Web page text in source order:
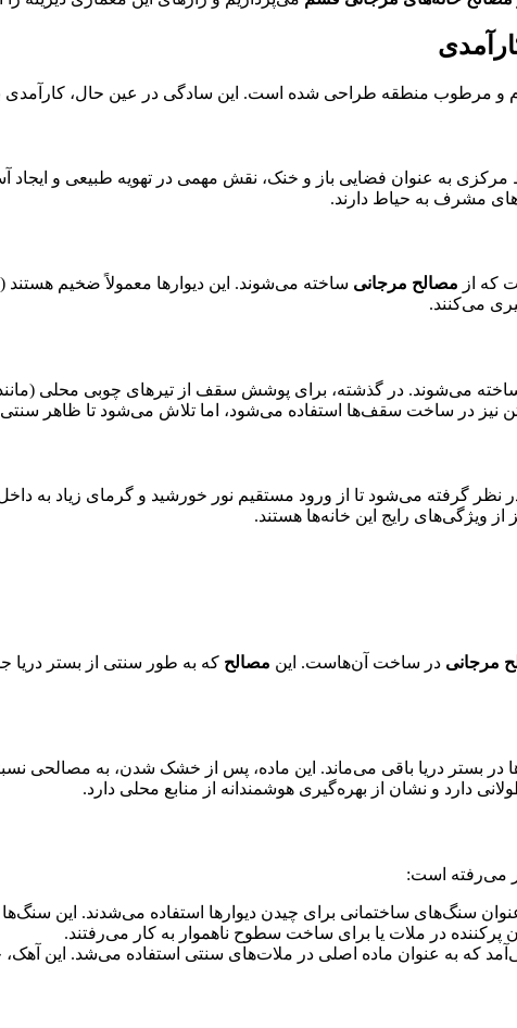
و مرطوب منطقه طراحی شده است. این سادگی در عین حال، کارآمدی
مرکزی به عنوان فضایی باز و خنک، نقش مهمی در تهویه طبیعی و ایجاد
مشرف به حیاط دارند.
که از مصالح مرجانی
می‌کنند.
می‌شوند. در گذشته، برای پوشش سقف از تیرهای چوبی محلی
نیز در ساخت سقف‌ها استفاده می‌شود، اما تلاش می‌شود تا ظاهر
در نظر گرفته می‌شود تا از ورود مستقیم نور خورشید و گرمای زیاد به
ویژگی‌های رایج این خانه‌ها هستند.
مرجانی در ساخت آن‌هاست. این مصالح که به طور سنتی از بستر
بستر دریا باقی می‌ماند. این ماده، پس از خشک شدن، به مصالحی
دارد و نشان از بهره‌گیری هوشمندانه از منابع محلی دارد.
می‌رفته است:
سنگ‌های ساختمانی برای چیدن دیوارها استفاده می‌شدند. این
پرکننده در ملات یا برای ساخت سطوح ناهموار به کار می‌رفتند.
که به عنوان ماده اصلی در ملات‌های سنتی استفاده می‌شد. این